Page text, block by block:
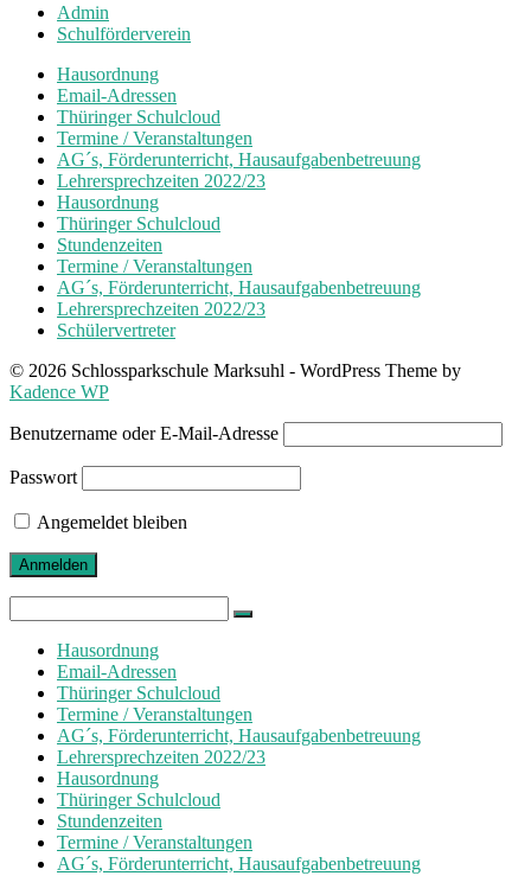
Admin
Schulförderverein
Hausordnung
Email-Adressen
Thüringer Schulcloud
Termine / Veranstaltungen
AG´s, Förderunterricht, Hausaufgabenbetreuung
Lehrersprechzeiten 2022/23
Hausordnung
Thüringer Schulcloud
Stundenzeiten
Termine / Veranstaltungen
AG´s, Förderunterricht, Hausaufgabenbetreuung
Lehrersprechzeiten 2022/23
Schülervertreter
© 2026 Schlossparkschule Marksuhl - WordPress Theme by
Kadence WP
Benutzername oder E-Mail-Adresse
Passwort
Angemeldet bleiben
for:
Hausordnung
Email-Adressen
Thüringer Schulcloud
Termine / Veranstaltungen
AG´s, Förderunterricht, Hausaufgabenbetreuung
Lehrersprechzeiten 2022/23
Hausordnung
Thüringer Schulcloud
Stundenzeiten
Termine / Veranstaltungen
AG´s, Förderunterricht, Hausaufgabenbetreuung